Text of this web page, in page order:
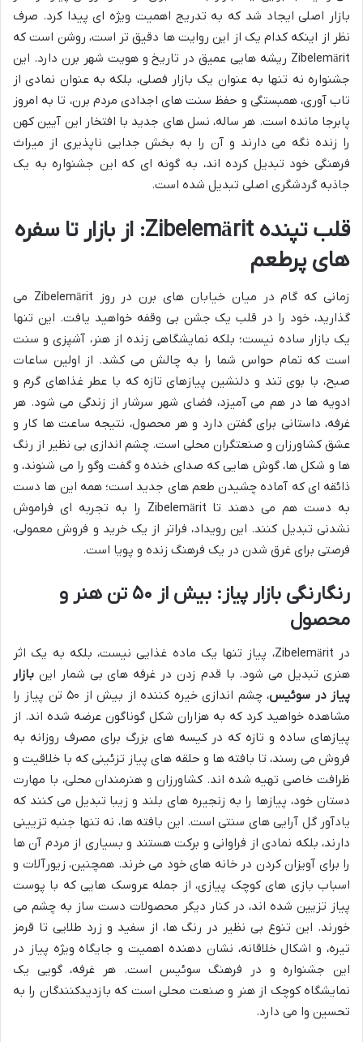
بازار اصلی ایجاد شد که به تدریج اهمیت ویژه ای پیدا کرد. صرف
نظر از اینکه کدام یک از این روایت ها دقیق تر است، روشن است که
Zibelemärit ریشه هایی عمیق در تاریخ و هویت شهر برن دارد. این
جشنواره نه تنها به عنوان یک بازار فصلی، بلکه به عنوان نمادی از
تاب آوری، همبستگی و حفظ سنت های اجدادی مردم برن، تا به امروز
پابرجا مانده است. هر ساله، نسل های جدید با افتخار این آیین کهن
را زنده نگه می دارند و آن را به بخش جدایی ناپذیری از میراث
فرهنگی خود تبدیل کرده اند، به گونه ای که این جشنواره به یک
جاذبه گردشگری اصلی تبدیل شده است.
قلب تپنده Zibelemärit: از بازار تا سفره
های پرطعم
زمانی که گام در میان خیابان های برن در روز Zibelemärit می
گذارید، خود را در قلب یک جشن بی وقفه خواهید یافت. این تنها
یک بازار ساده نیست؛ بلکه نمایشگاهی زنده از هنر، آشپزی و سنت
است که تمام حواس شما را به چالش می کشد. از اولین ساعات
صبح، با بوی تند و دلنشین پیازهای تازه که با عطر غذاهای گرم و
ادویه ها در هم می آمیزد، فضای شهر سرشار از زندگی می شود. هر
غرفه، داستانی برای گفتن دارد و هر محصول، نتیجه ساعت ها کار و
عشق کشاورزان و صنعتگران محلی است. چشم اندازی بی نظیر از رنگ
ها و شکل ها، گوش هایی که صدای خنده و گفت وگو را می شنوند، و
ذائقه ای که آماده چشیدن طعم های جدید است؛ همه این ها دست
به دست هم می دهند تا Zibelemärit را به تجربه ای فراموش
نشدنی تبدیل کنند. این رویداد، فراتر از یک خرید و فروش معمولی،
فرصتی برای غرق شدن در یک فرهنگ زنده و پویا است.
رنگارنگی بازار پیاز: بیش از ۵۰ تن هنر و
محصول
در Zibelemärit، پیاز تنها یک ماده غذایی نیست، بلکه به یک اثر
هنری تبدیل می شود. با قدم زدن در غرفه های بی شمار این بازار
پیاز در سوئیس
، چشم اندازی خیره کننده از بیش از ۵۰ تن پیاز را
مشاهده خواهید کرد که به هزاران شکل گوناگون عرضه شده اند. از
پیازهای ساده و تازه که در کیسه های بزرگ برای مصرف روزانه به
فروش می رسند، تا بافته ها و حلقه های پیاز تزئینی که با خلاقیت و
ظرافت خاصی تهیه شده اند. کشاورزان و هنرمندان محلی، با مهارت
دستان خود، پیازها را به زنجیره های بلند و زیبا تبدیل می کنند که
یادآور گل آرایی های سنتی است. این بافته ها، نه تنها جنبه تزیینی
دارند، بلکه نمادی از فراوانی و برکت هستند و بسیاری از مردم آن ها
را برای آویزان کردن در خانه های خود می خرند. همچنین، زیورآلات و
اسباب بازی های کوچک پیازی، از جمله عروسک هایی که با پوست
پیاز تزیین شده اند، در کنار دیگر محصولات دست ساز به چشم می
خورند. این تنوع بی نظیر در رنگ ها، از سفید و زرد طلایی تا قرمز
تیره، و اشکال خلاقانه، نشان دهنده اهمیت و جایگاه ویژه پیاز در
این جشنواره و در فرهنگ سوئیس است. هر غرفه، گویی یک
نمایشگاه کوچک از هنر و صنعت محلی است که بازدیدکنندگان را به
تحسین وا می دارد.